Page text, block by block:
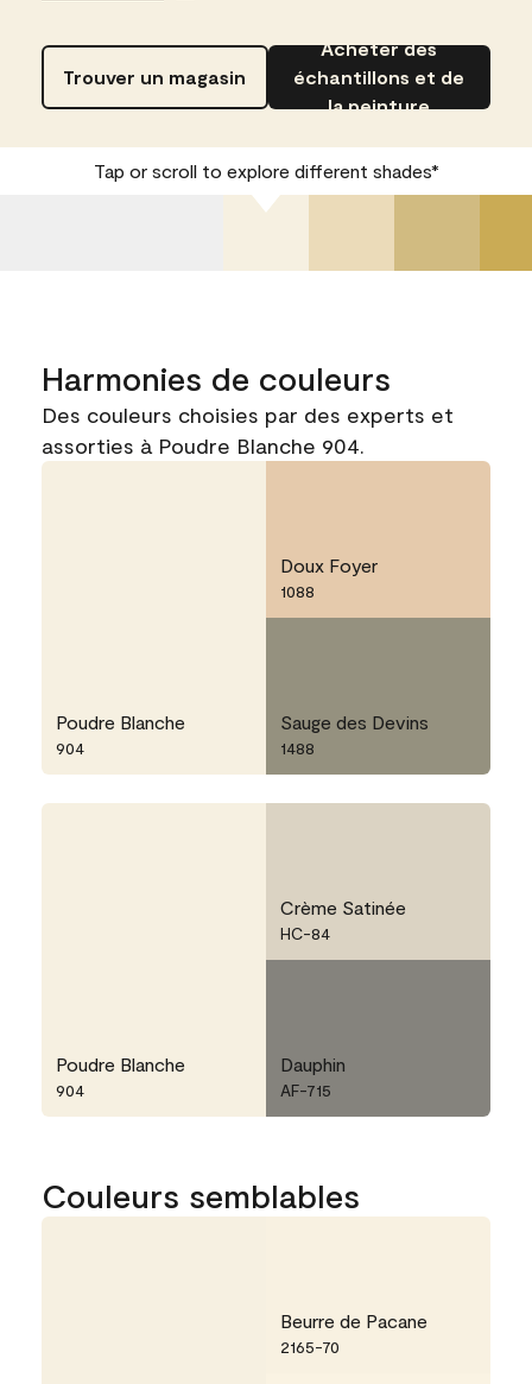
Trouver un magasin
Acheter des
échantillons et de
la peinture
Tap or scroll to explore different shades*
Harmonies de couleurs
Des couleurs choisies par des experts et
assorties à Poudre Blanche 904.
Poudre Blanche
904
Doux Foyer
1088
Sauge des Devins
1488
Poudre Blanche
904
Crème Satinée
HC-84
Dauphin
AF-715
Couleurs semblables
Beurre de Pacane
2165-70